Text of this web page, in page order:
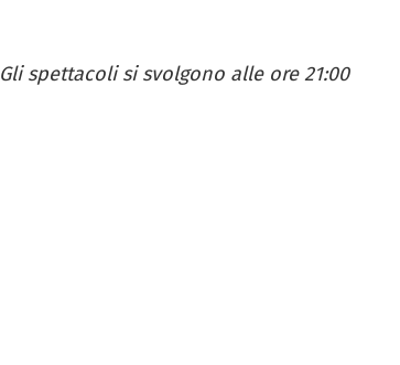
Gli spettacoli si svolgono alle ore 21:00